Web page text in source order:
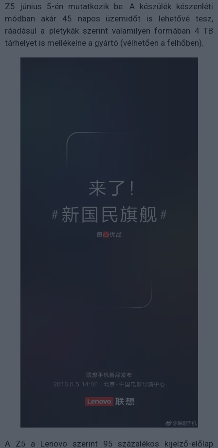
Z5 június 5-én mutatkozik be. A készülék készenléti
módban akár 45 napos üzemidőt is lehetővé tesz,
ráadásul a pletykák szerint valamilyen formában 4 TB
tárhelyet is mellékelne a gyártó (vélhetően a felhőben).
A Z5 a Lenovo szerint 95 százalékos kijelző-előlap